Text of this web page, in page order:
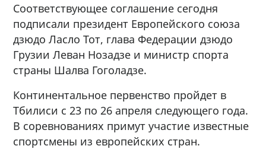
Соответствующее соглашение сегодня
подписали президент Европейского союза
дзюдо Ласло Тот, глава Федерации дзюдо
Грузии Леван Нозадзе и министр спорта
страны Шалва Гоголадзе.
Континентальное первенство пройдет в
Тбилиси с 23 по 26 апреля следующего года.
В соревнованиях примут участие известные
спортсмены из европейских стран.